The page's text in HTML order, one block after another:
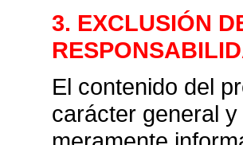
3. EXCLUSIÓN
El contenido del
carácter general